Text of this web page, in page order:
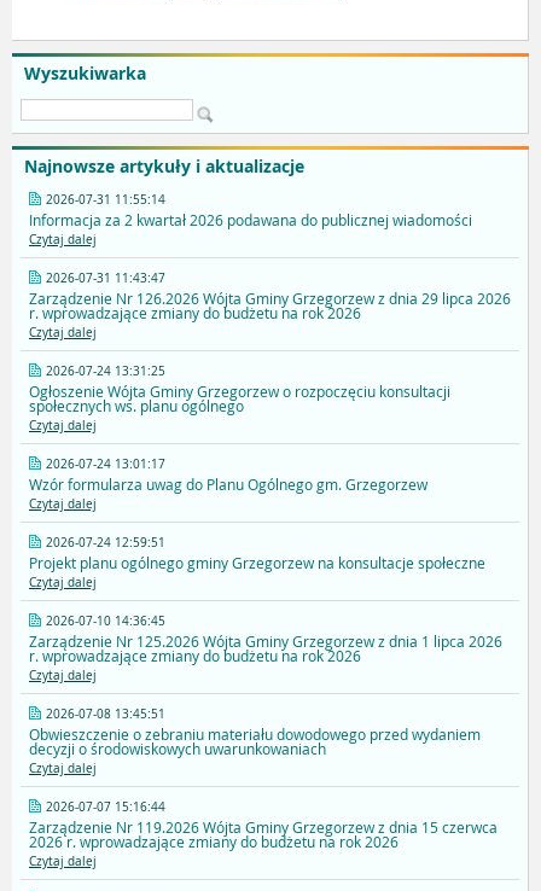
Wyszukiwarka
Najnowsze artykuły i aktualizacje
2026-07-31 11:55:14
Informacja za 2 kwartał 2026 podawana do publicznej wiadomości
Czytaj dalej
2026-07-31 11:43:47
Zarządzenie Nr 126.2026 Wójta Gminy Grzegorzew z dnia 29 lipca 2026
r. wprowadzające zmiany do budżetu na rok 2026
Czytaj dalej
2026-07-24 13:31:25
Ogłoszenie Wójta Gminy Grzegorzew o rozpoczęciu konsultacji
społecznych ws. planu ogólnego
Czytaj dalej
2026-07-24 13:01:17
Wzór formularza uwag do Planu Ogólnego gm. Grzegorzew
Czytaj dalej
2026-07-24 12:59:51
Projekt planu ogólnego gminy Grzegorzew na konsultacje społeczne
Czytaj dalej
2026-07-10 14:36:45
Zarządzenie Nr 125.2026 Wójta Gminy Grzegorzew z dnia 1 lipca 2026
r. wprowadzające zmiany do budżetu na rok 2026
Czytaj dalej
2026-07-08 13:45:51
Obwieszczenie o zebraniu materiału dowodowego przed wydaniem
decyzji o środowiskowych uwarunkowaniach
Czytaj dalej
2026-07-07 15:16:44
Zarządzenie Nr 119.2026 Wójta Gminy Grzegorzew z dnia 15 czerwca
2026 r. wprowadzające zmiany do budżetu na rok 2026
Czytaj dalej